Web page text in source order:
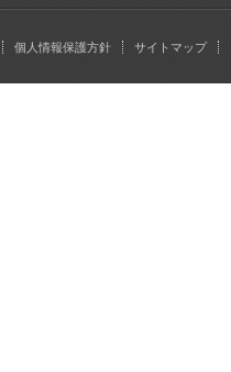
個人情報保護方針 サイトマップ